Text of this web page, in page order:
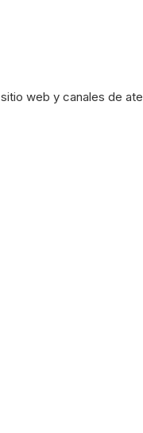
web y canales de